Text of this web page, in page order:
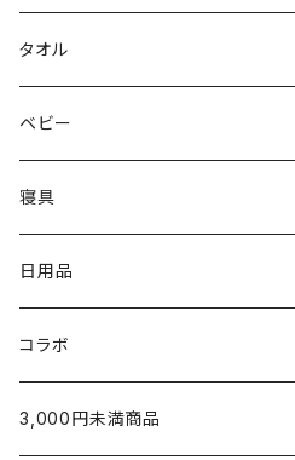
N.HOOLYWOOD
Hippopotamus
oblada
fog linen work
LAPUAN KANKURIT
POET MEETS DUBWISE
出産祝い
〜5,000円
5,001〜10,000円
結婚祝い
〜5,000円
5,001〜10,000円
新築・引越祝い
〜5,000円
5,001〜10,000円
内祝い（お返し）
〜5,000円
5,001~10,000円
タオルギフト
チーフタオル
¥1,000〜¥2,999
メンズウェア
レディースウェア
Tシャツ
スウェット・パーカー
シャツ
カーディガン
タオル
タオル
限定カラー
ホームグッズ
ベビー
出産ご準備
家族みんなで使える
出産祝いに
ベビー服／小物
寝具
枕
U字枕
枕カバー
タオルケット・肌掛け
シーツ・カバー
日用品
グッズ
テーブルウェア
コラボ
3,000円未満商品